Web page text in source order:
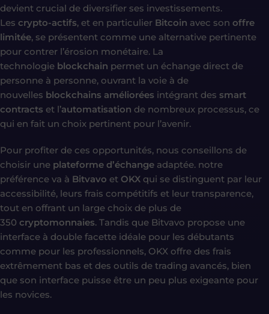
devient crucial de diversifier ses investissements.
Les crypto-actifs, et en particulier Bitcoin avec son offre
limitée, se présentent comme une alternative pertinente
pour contrer l’érosion monétaire. La
technologie blockchain permet un échange direct de
personne à personne, ouvrant la voie à de
nouvelles blockchains améliorées intégrant des smart
contracts et l’automatisation de nombreux processus, ce
qui en fait un choix pertinent pour l’avenir.
Pour profiter de ces opportunités, nous conseillons de
choisir une plateforme d’échange adaptée. notre
préférence va à Bitvavo et OKX qui se distinguent par leur
accessibilité, leurs frais compétitifs et leur transparence,
tout en offrant un large choix de plus de
350 cryptomonnaies. Tandis que Bitvavo propose une
interface à double facette idéale pour les débutants
comme pour les professionnels, OKX offre des frais
extrêmement bas et des outils de trading avancés, bien
que son interface puisse être un peu plus exigeante pour
les novices.